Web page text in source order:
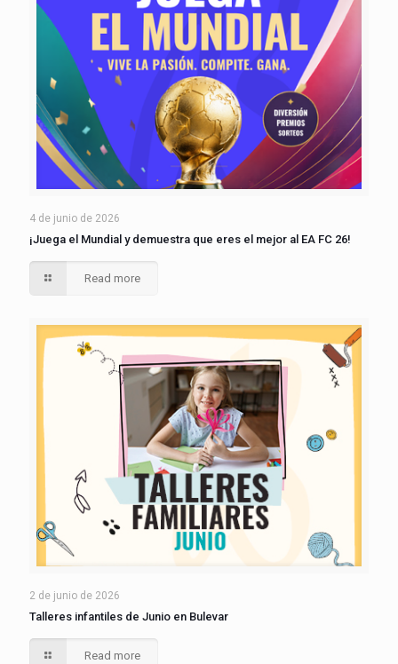
4 de junio de 2026
¡Juega el Mundial y demuestra que eres el mejor al EA FC 26!
Read more
2 de junio de 2026
Talleres infantiles de Junio en Bulevar
Read more